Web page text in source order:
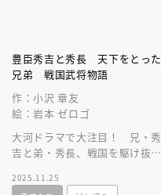
豊臣秀吉と秀長 天下をとった
兄弟 戦国武将物語
作：小沢 章友
絵：岩本 ゼロゴ
大河ドラマで大注目！ 兄・秀
吉と弟・秀長、戦国を駆け抜け
2025.11.25